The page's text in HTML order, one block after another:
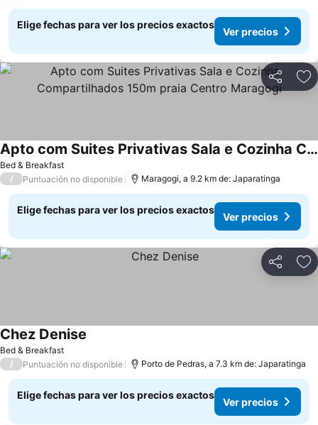
Elige fechas para ver los precios exactos
Ver precios
Compartir
Bed & Breakfast
Apto com Suites Privativas Sala e Cozinha Compartilhados 150m praia Centro Maragogi
Ver precios
/ Puntuación no disponible Maragogi, a 9.2 km de: Japaratinga
Elige fechas para ver los precios exactos
Ver precios
Compartir
Bed & Breakfast
Chez Denise
/ Puntuación no disponible Porto de Pedras, a 7.3 km de: Japaratinga
Elige fechas para ver los precios exactos
Ver precios